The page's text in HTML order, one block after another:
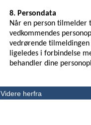
8. Persondata
Når en person
vedkommendes
vedrørende
ligeledes i forbindelse
behandler dine
Videre herfra